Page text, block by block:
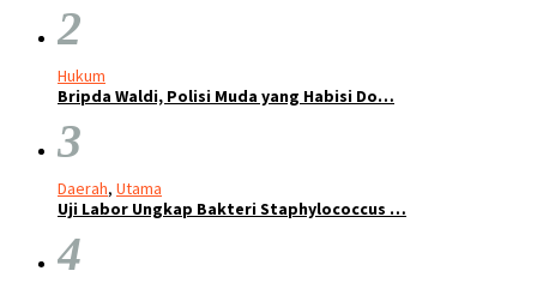
2
Hukum
Bripda Waldi, Polisi Muda yang Habisi Do…
3
Daerah, Utama
Uji Labor Ungkap Bakteri Staphylococcus …
4